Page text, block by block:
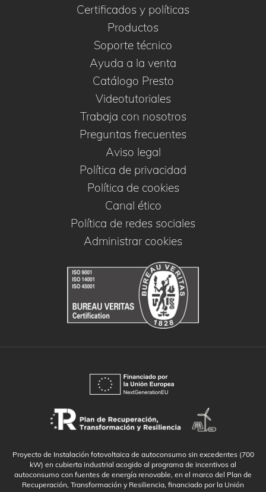
Certificados y políticas
Productos
Soporte técnico
Ayuda a la venta
Catálogo Presto
Videotutoriales
Trabaja con nosotros
Preguntas frecuentes
Aviso legal
Política de privacidad
Política de cookies
Canal ético
Política de redes sociales
Administrar cookies
Proyecto de Instalación fotovoltaica de autoconsumo sin excedentes (700
kW) en cubierta industrial acogido al programa de incentivos al
autoconsumo con fuentes de energía renovable, en el marco del Plan de
Recuperación, Transformación y Resiliencia, financiado por la Unión